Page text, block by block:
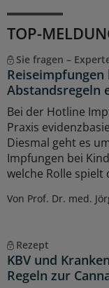
TOP-
Sie fragen –
Abstandsregeln
Bei der Hotline
Praxis
Diesmal geht es
Impfungen bei
welche Rolle spielt
Von Prof. Dr. med.
Rezept
KBV und
Regeln zur